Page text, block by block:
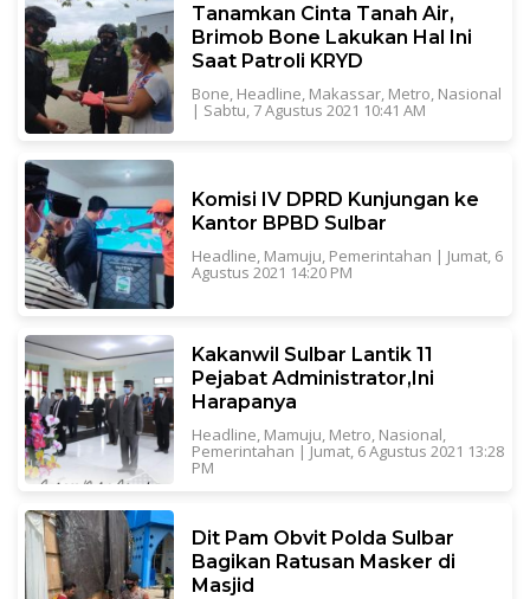
Tanamkan Cinta Tanah Air,
Brimob Bone Lakukan Hal Ini
Saat Patroli KRYD
Bone Headline Makassar, Metro Nasional
| Sabtu, 7 Agustus 2021 10:41 AM
Komisi IV DPRD Kunjungan ke
Kantor BPBD Sulbar
Headline, Mamuju, Pemerintahan | Jumat, 6
Agustus 2021 14:20 PM
Kakanwil Sulbar Lantik 11
Pejabat Administrator,Ini
Harapanya
Headline, Mamuju, Metro, Nasional,
Pemerintahan |Jumat, 6 Agustus 2021 13:28
PM
Dit Pam Obvit Polda Sulbar
Bagikan Ratusan Masker di
Masjid